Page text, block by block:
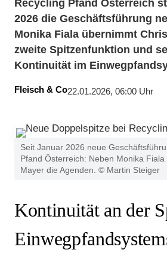
Recycling Pfand Österreich
2026 die Geschäftsführung
Monika Fiala übernimmt
zweite Spitzenfunktion und
Kontinuität im
Fleisch & Co22.01.2026, 06:00 Uhr
Seit Januar 2026 neue
Pfand Österreich: Neben Monika
Mayer die Agenden. © Martin Steiger
Kontinuität an der